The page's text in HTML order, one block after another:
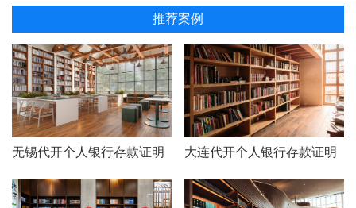
推荐案例
无锡代开个人银行存款证明 大连代开个人银行存款证明